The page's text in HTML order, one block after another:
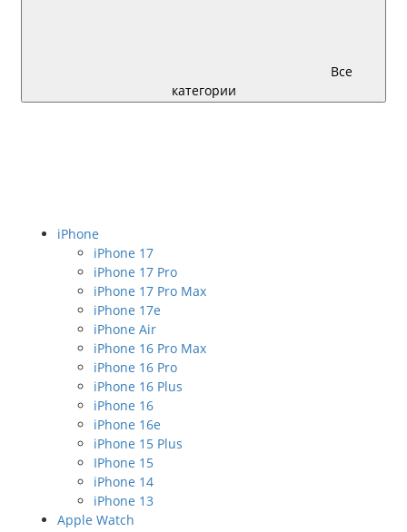
Все
категории
iPhone
iPhone 17
iPhone 17 Pro
iPhone 17 Pro Max
iPhone 17e
iPhone Air
iPhone 16 Pro Max
iPhone 16 Pro
iPhone 16 Plus
iPhone 16
iPhone 16e
iPhone 15 Plus
IPhone 15
iPhone 14
iPhone 13
Apple Watch